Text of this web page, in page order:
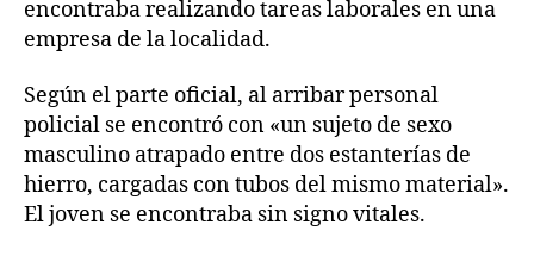
encontraba realizando tareas laborales en una
empresa de la localidad.
Según el parte oficial, al arribar personal
policial se encontró con «un sujeto de sexo
masculino atrapado entre dos estanterías de
hierro, cargadas con tubos del mismo material».
El joven se encontraba sin signo vitales.